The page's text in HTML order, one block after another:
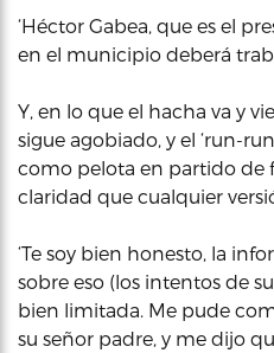
‘Héctor Gabea, que es el
en el municipio deberá
Y, en lo que el hacha va y
sigue agobiado, y el ‘run-
como pelota en partido de
claridad que cualquier
‘Te soy bien honesto, la
sobre eso (los intentos de
bien limitada. Me pude
su señor padre, y me dijo